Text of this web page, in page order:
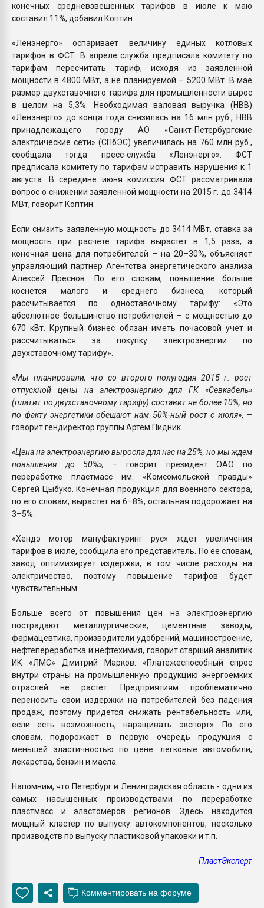
конечных средневзвешенных тарифов в июле к маю
составил 11%, добавил Коптин.
«Ленэнерго» оспаривает величину единых котловых
тарифов в ФСТ. В апреле служба предписала комитету по
тарифам пересчитать тариф, исходя из заявленной
мощности в 4800 МВт, а не планируемой – 5200 МВт. В мае
размер двухставочного тарифа для промышленности вырос
в целом на 5,3%. Необходимая валовая выручка (НВВ)
«Ленэнерго» до конца года снизилась на 16 млн руб., НВВ
принадлежащего городу АО «Санкт-Петербургские
электрические сети» (СПбЭС) увеличилась на 760 млн руб.,
сообщала тогда пресс-служба «Ленэнерго». ФСТ
предписала комитету по тарифам исправить нарушения к 1
августа. В середине июня комиссия ФСТ рассматривала
вопрос о снижении заявленной мощности на 2015 г. до 3414
МВт, говорит Коптин.
Если снизить заявленную мощность до 3414 МВт, ставка за
мощность при расчете тарифа вырастет в 1,5 раза, а
конечная цена для потребителей – на 20–30%, объясняет
управляющий партнер Агентства энергетического анализа
Алексей Преснов. По его словам, повышение больше
коснется малого и среднего бизнеса, который
рассчитывается по одноставочному тарифу: «Это
абсолютное большинство потребителей – с мощностью до
670 кВт. Крупный бизнес обязан иметь почасовой учет и
рассчитываться за покупку электроэнергии по
двухставочному тарифу».
«Мы планировали, что со второго полугодия 2015 г. рост
отпускной цены на электроэнергию для ГК «Севкабель»
(платит по двухставочному тарифу) составит не более 10%, но
по факту энергетики обещают нам 50%-ный рост с июля», –
говорит гендиректор группы Артем Пидник.
«Цена на электроэнергию выросла для нас на 25%, но мы ждем
повышения до 50%», – говорит президент ОАО по
переработке пластмасс им. «Комсомольской правды»
Сергей Цыбуко. Конечная продукция для военного сектора,
по его словам, вырастет на 6–8%, остальная подорожает на
3–5%.
«Хендэ мотор мануфактуринг рус» ждет увеличения
тарифов в июле, сообщила его представитель. По ее словам,
завод оптимизирует издержки, в том числе расходы на
электричество, поэтому повышение тарифов будет
чувствительным.
Больше всего от повышения цен на электроэнергию
пострадают металлургические, цементные заводы,
фармацевтика, производители удобрений, машиностроение,
нефтепереработка и нефтехимия, говорит старший аналитик
ИК «ЛМС» Дмитрий Марков: «Платежеспособный спрос
внутри страны на промышленную продукцию энергоемких
отраслей не растет. Предприятиям проблематично
переносить свои издержки на потребителей без падения
продаж, поэтому придется снижать рентабельность или,
если есть возможность, наращивать экспорт». По его
словам, подорожает в первую очередь продукция с
меньшей эластичностью по цене: легковые автомобили,
лекарства, бензин и масла.
Напомним, что Петербург и Ленинградская область - одни из
самых насыщенных производствами по переработке
пластмасс и эластомеров регионов. Здесь находится
мощный кластер по выпуску автокомпонентов, несколько
производств по выпуску пластиковой упаковки и т.п.
ПластЭксперт